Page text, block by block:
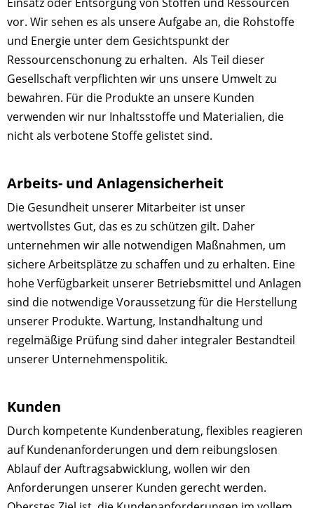
Einsatz oder Entsorgung von Stoffen und Ressourcen
vor. Wir sehen es als unsere Aufgabe an, die Rohstoffe
und Energie unter dem Gesichtspunkt der
Ressourcenschonung zu erhalten. Als Teil dieser
Gesellschaft verpflichten wir uns unsere Umwelt zu
bewahren. Für die Produkte an unsere Kunden
verwenden wir nur Inhaltsstoffe und Materialien, die
nicht als verbotene Stoffe gelistet sind.
Arbeits- und Anlagensicherheit
Die Gesundheit unserer Mitarbeiter ist unser
wertvollstes Gut, das es zu schützen gilt. Daher
unternehmen wir alle notwendigen Maßnahmen, um
sichere Arbeitsplätze zu schaffen und zu erhalten. Eine
hohe Verfügbarkeit unserer Betriebsmittel und Anlagen
sind die notwendige Voraussetzung für die Herstellung
unserer Produkte. Wartung, Instandhaltung und
regelmäßige Prüfung sind daher integraler Bestandteil
unserer Unternehmenspolitik.
Kunden
Durch kompetente Kundenberatung, flexibles reagieren
auf Kundenanforderungen und dem reibungslosen
Ablauf der Auftragsabwicklung, wollen wir den
Anforderungen unserer Kunden gerecht werden.